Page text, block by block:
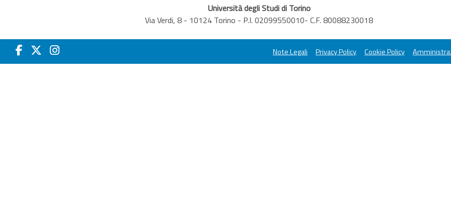
Università degli Studi di Torino
Via Verdi, 8 - 10124 Torino - P.I. 02099550010- C.F. 80088230018
Note Legali Privacy Policy Cookie Policy